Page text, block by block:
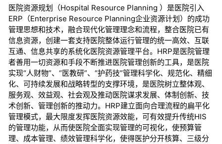
医院资源规划（Hospital Resource Planning ）是医院引入
ERP（Enterprise Resource Planning企业资源计划）的成功
管理思想和技术，融合现代化管理理念和流程，整合医院已有
信息资源，创建一套支持医院整体运行管理的统一高效、互联
互通、信息共享的系统化医院资源管理平台。HRP是医院管理
者善用一切资源和手段不断推进医院管理创新的工具，是医院
实现“人财物”、“医教研”、“护药技”管理科学化、规范化、精细
化、可持续发展和战略转型的支撑环境，是医院树立整体观、
服务观、效益观、社会观及推动医院谋求发展、体制创新、技
术创新、管理创新的推动力。HRP建立面向合理流程的扁平化
管理模式，最大限度发挥医院资源效能，可有效提升传统HIS
的管理功能，从而使医院全面实现管理的可视化，使预算管
理、成本管理、绩效管理科学化，使得医护分开核算、三级分